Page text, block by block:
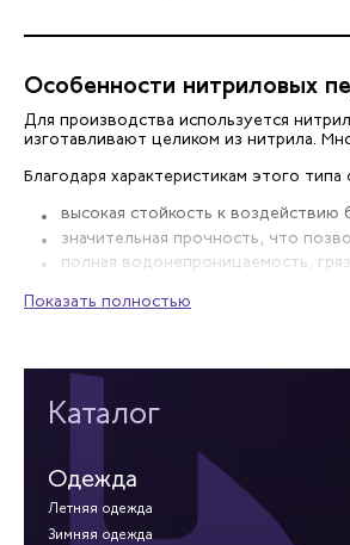
Особенности нитриловых
Для производства используется
изготавливают целиком из нитрила.
Благодаря характеристикам этого
высокая стойкость к воздействию
значительная прочность, что
полная водонепроницаемость,
Эти свойства позволяют эффективно
Заказ
Компания «Эксперт Спецодежда»
представленные в каталоге модели
Показать полностью
Каталог
Одежда
Летняя одежда
Зимняя одежда